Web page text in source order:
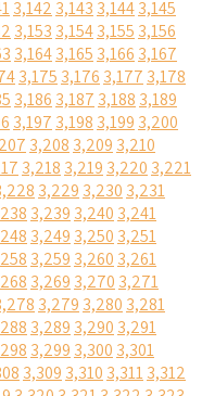
3,142 3,143 3,1443,145
3,153 3,1543,155 3,156
3,1643,165 3,166 3,167
3,175 3,176 3,177 3,178
3,186 3,187 3,188 3,189
3,197 3,198 3,199 3,200
3,208 3,209 3,210
3,218 3,219 3,220 3,221
3,229 3,230 3,231
3,239 3,240 3,241
3,249 3,250 3,251
3,259 3,260 3,261
3,269 3,270 3,271
3,279 3,280 3,281
3,289 3,290 3,291
3,299 3,300 3,301
3,309 3,310 3,3113,312